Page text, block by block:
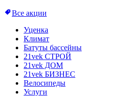
Все акции
Уценка
Климат
Батуты бассейны
21vek СТРОЙ
21vek ДОМ
21vek БИЗНЕС
Велосипеды
Услуги